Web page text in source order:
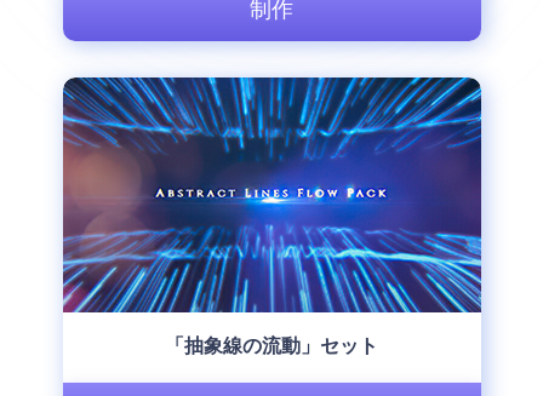
制作
「抽象線の流動」セット